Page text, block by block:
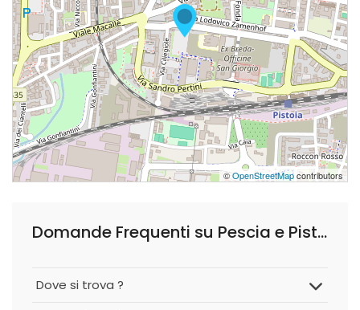
©OpenStreetMapcontributors
Domande Frequenti su Pescia e Pistoia Assistenza Affiliato Progetto Assistenza
Dove si trova ?